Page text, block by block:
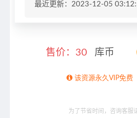
最近更新：2023-12-05
售价： 30 库币
该资源永久VIP免费
为了节省时间，咨询客服